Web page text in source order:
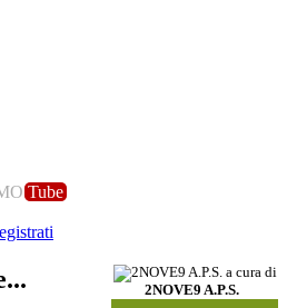
Tube
a cura di
2NOVE9 A.P.S.